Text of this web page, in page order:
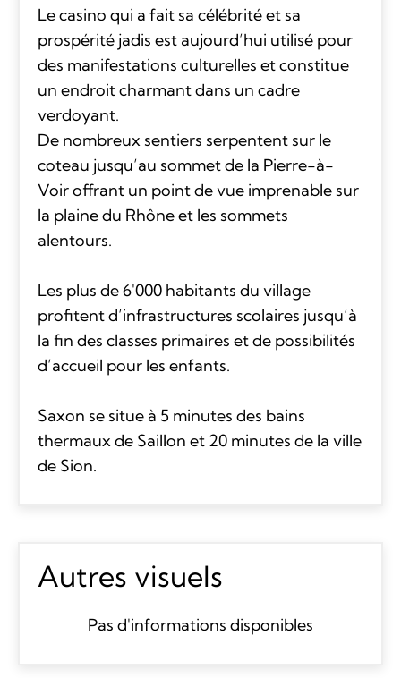
Le casino qui a fait sa célébrité et sa
prospérité jadis est aujourd’hui utilisé pour
des manifestations culturelles et constitue
un endroit charmant dans un cadre
verdoyant.
De nombreux sentiers serpentent sur le
coteau jusqu’au sommet de la Pierre-à-
Voir offrant un point de vue imprenable sur
la plaine du Rhône et les sommets
alentours.
Les plus de 6'000 habitants du village
profitent d’infrastructures scolaires jusqu’à
la fin des classes primaires et de possibilités
d’accueil pour les enfants.
Saxon se situe à 5 minutes des bains
thermaux de Saillon et 20 minutes de la ville
de Sion.
Autres visuels
Pas d'informations disponibles